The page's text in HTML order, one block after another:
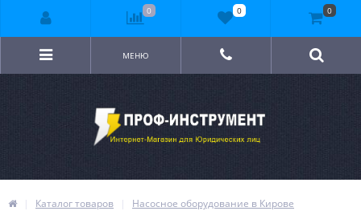
МЕНЮ
Каталог товаров
Насосное оборудование в Кирове
0 0 0